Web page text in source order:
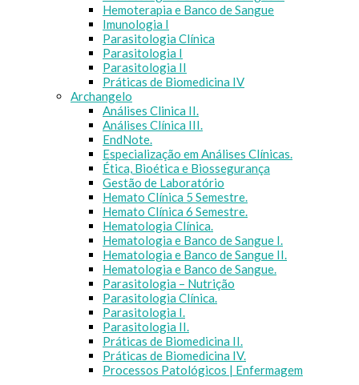
Hemoterapia e Banco de Sangue
Imunologia I
Parasitologia Clínica
Parasitologia I
Parasitologia II
Práticas de Biomedicina IV
Archangelo
Análises Clinica II.
Análises Clínica III.
EndNote.
Especialização em Análises Clínicas.
Ética, Bioética e Biossegurança
Gestão de Laboratório
Hemato Clínica 5 Semestre.
Hemato Clínica 6 Semestre.
Hematologia Clínica.
Hematologia e Banco de Sangue I.
Hematologia e Banco de Sangue II.
Hematologia e Banco de Sangue.
Parasitologia – Nutrição
Parasitologia Clínica.
Parasitologia I.
Parasitologia II.
Práticas de Biomedicina II.
Práticas de Biomedicina IV.
Processos Patológicos | Enfermagem